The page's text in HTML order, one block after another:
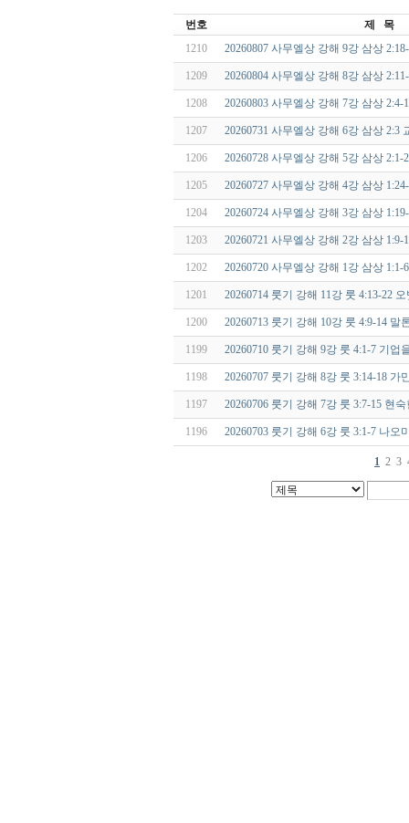
번호
제 목
1210
20260807 사무엘상 강해 9강 삼상
1209 20260804 사무엘상 강해 8강 삼상
1208 20260803 사무엘상 강해 7강 삼상
1207 20260731 사무엘상 강해 6강 삼상 2:3
1206 20260728 사무엘상 강해 5강 삼상
1205 20260727 사무엘상 강해 4강 삼상
1204 20260724 사무엘상 강해 3강 삼상
1203 20260721 사무엘상 강해 2강 삼상 1:9-
1202 20260720 사무엘상 강해 1강 삼상
1201 20260714 룻기 강해 11강 룻 4:13-22
1200 20260713 룻기 강해 10강 룻 4:9-14
1199 20260710 룻기 강해 9강 룻 4:1-7 기업
1198 20260707 룻기 강해 8강 룻 3:14-18 가
1197 20260706 룻기 강해 7강 룻 3:7-15 현
1196 20260703 룻기 강해 6강 룻 3:1-7 나
1 2 3